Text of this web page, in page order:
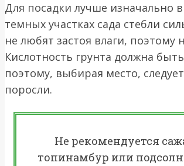
Для посадки лучше изначально
темных участках сада стебли
не любят застоя влаги, поэтому
Кислотность грунта должна
поэтому, выбирая место,
поросли.
Не рекомендуется
топинамбур или